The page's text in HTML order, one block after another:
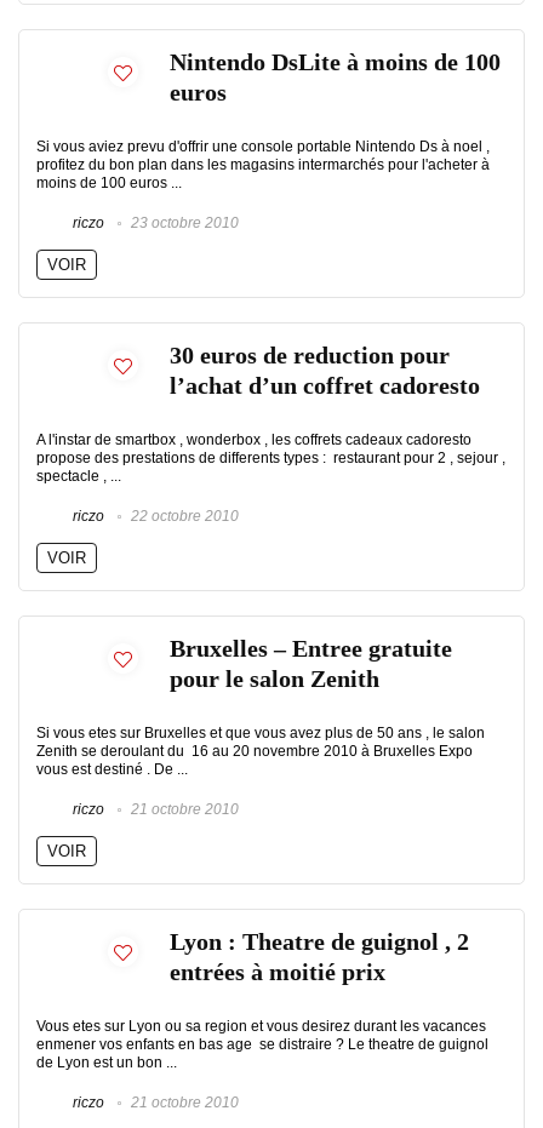
Nintendo DsLite à moins de 100
euros
Si vous aviez prevu d'offrir une console portable Nintendo Ds à noel ,
profitez du bon plan dans les magasins intermarchés pour l'acheter à
moins de 100 euros ...
riczo 23 octobre 2010
VOIR
30 euros de reduction pour
l’achat d’un coffret cadoresto
A l'instar de smartbox , wonderbox , les coffrets cadeaux cadoresto
propose des prestations de differents types : restaurant pour 2 , sejour ,
spectacle , ...
riczo 22 octobre 2010
VOIR
Bruxelles – Entree gratuite
pour le salon Zenith
Si vous etes sur Bruxelles et que vous avez plus de 50 ans , le salon
Zenith se deroulant du 16 au 20 novembre 2010 à Bruxelles Expo
vous est destiné . De ...
riczo 21 octobre 2010
VOIR
Lyon : Theatre de guignol , 2
entrées à moitié prix
Vous etes sur Lyon ou sa region et vous desirez durant les vacances
enmener vos enfants en bas age se distraire ? Le theatre de guignol
de Lyon est un bon ...
riczo 21 octobre 2010